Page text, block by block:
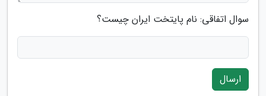
سوال اتفاقی: نام پایتخت ایران چیست؟
ارسال